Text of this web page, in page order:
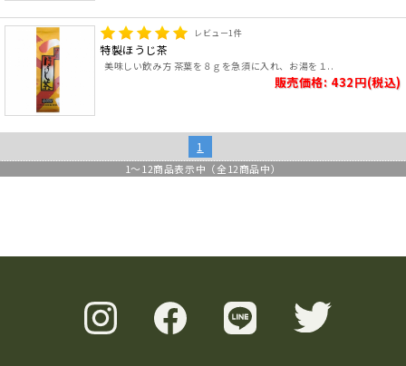
レビュー1件
特製ほうじ茶
美味しい飲み方 茶葉を８ｇを急須に入れ、お湯を１..
販売価格: 432円(税込)
1
1～ 12商品表示中（全 12商品中）